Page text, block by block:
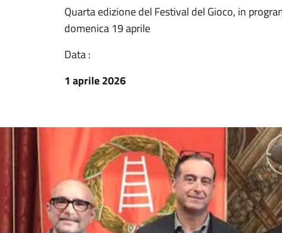
Quarta edizione del Festival del Gioco, in
domenica 19 aprile
Data :
1 aprile 2026